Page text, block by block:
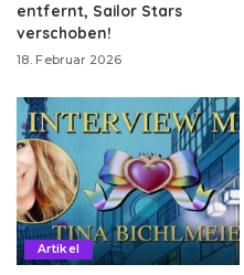
entfernt, Sailor Stars
verschoben!
18. Februar 2026
Artikel